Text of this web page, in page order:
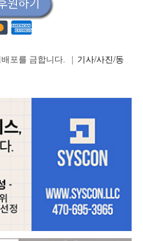
배포를 금합니다. | 기사/사진/동